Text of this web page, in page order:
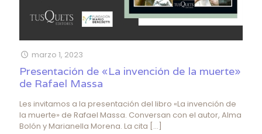
marzo 1, 2023
Presentación de «La invención de la muerte»
de Rafael Massa
Les invitamos a la presentación del libro «La invención de
la muerte» de Rafael Massa. Conversan con el autor, Alma
Bolón y Marianella Morena. La cita […]